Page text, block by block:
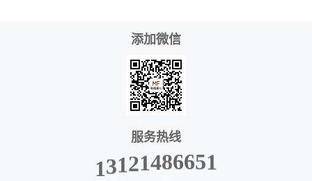
添加微信
服务热线
13121486651